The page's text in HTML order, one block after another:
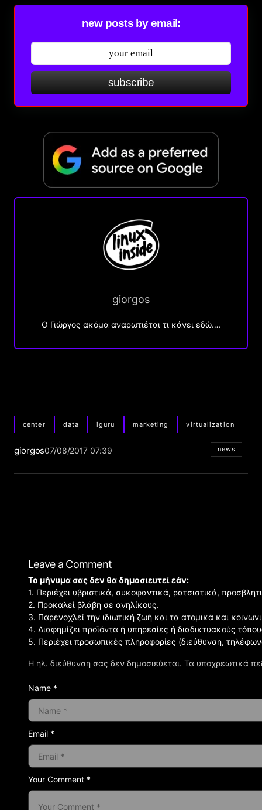
new posts by email:
subscribe
giorgos
Ο Γιώργος ακόμα αναρωτιέται τι κάνει εδώ….
center data iguru marketing virtualization
giorgos07/08/2017 07:39 news
Leave a Comment
Η ηλ. διεύθυνση σας δεν δημοσιεύεται. Τα υποχρεωτικά
Your Comment *
Το μήνυμα σας δεν θα δημοσιευτεί εάν:
1. Περιέχει υβριστικά, συκοφαντικά, ρατσιστικά,
2. Προκαλεί βλάβη σε ανηλίκους.
3. Παρενοχλεί την ιδιωτική ζωή και τα ατομικά και
4. Διαφημίζει προϊόντα ή υπηρεσίες ή διαδικτυακούς
5. Περιέχει προσωπικές πληροφορίες (διεύθυνση,
Name *
Email *